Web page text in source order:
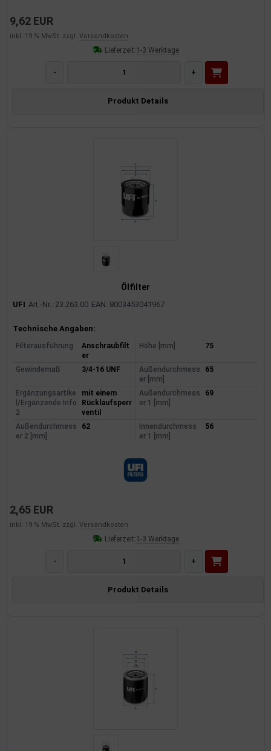
9,62 EUR
inkl. 19 % MwSt. zzgl. Versandkosten
Lieferzeit:1-3 Werktage
- +
Produkt Details
Ölfilter
UFI Art.-Nr.: 23.263.00 EAN: 8003453041967
Produktinformationen
Technische Angaben:
Filterausführung
Anschraubfilt
er
Höhe [mm] 75
Gewindemaß 3/4-16 UNF
Außendurchmess
er [mm]
65
Ergänzungsartike
l/Ergänzende Info
2
mit einem
Rücklaufsperr
ventil
Außendurchmess
er 1 [mm]
69
Außendurchmess
er 2 [mm]
62
Innendurchmess
er 1 [mm]
56
2,65 EUR
inkl. 19 % MwSt. zzgl. Versandkosten
Lieferzeit:1-3 Werktage
- +
Produkt Details